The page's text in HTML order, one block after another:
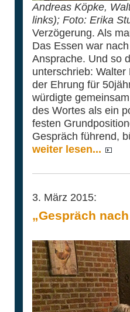
Andreas Köpke,
links); Foto: Erika
Verzögerung. Als
Das Essen war
Ansprache. Und so
unterschrieb:
der Ehrung für
würdigte
des Wortes als ein
festen
Gespräch führend,
weiter lesen...
3. März 2015:
„Gespräch